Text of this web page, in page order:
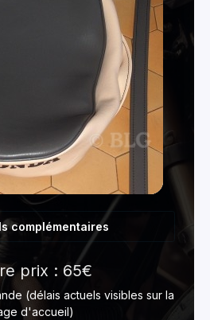
complémentaires
prix : 65€
(délais actuels visibles sur la
d'accueil)